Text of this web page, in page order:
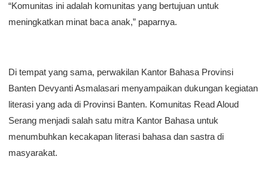
“Komunitas ini adalah komunitas yang bertujuan untuk
meningkatkan minat baca anak,” paparnya.
Di tempat yang sama, perwakilan Kantor Bahasa Provinsi
Banten Devyanti Asmalasari menyampaikan dukungan kegiatan
literasi yang ada di Provinsi Banten. Komunitas Read Aloud
Serang menjadi salah satu mitra Kantor Bahasa untuk
menumbuhkan kecakapan literasi bahasa dan sastra di
masyarakat.